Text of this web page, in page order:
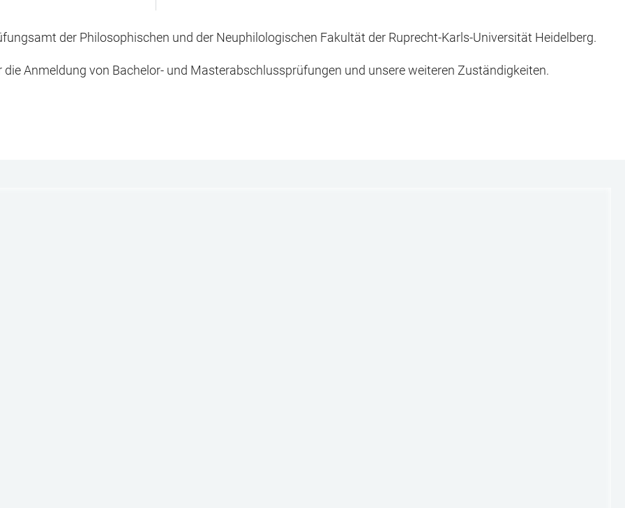
der Philosophischen und der Neuphilologischen Fakultät der Ruprecht-Karls-Universität Heidelberg.
Anmeldung von Bachelor- und Masterabschlussprüfungen und unsere weiteren Zuständigkeiten.